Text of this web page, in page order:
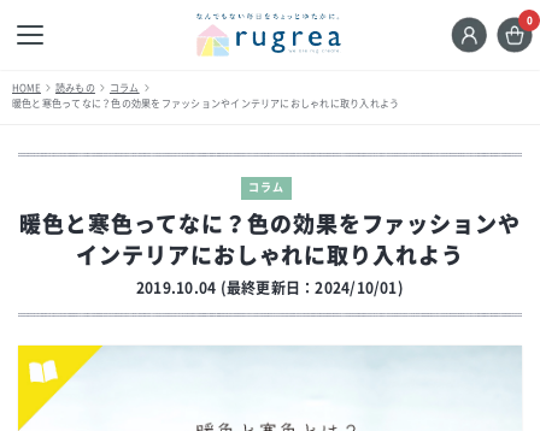
0
HOME 読みもの
コラム
暖色と寒色ってなに？色の効果をファッションやインテリアにおしゃれに取り入れよう
コラム
暖色と寒色ってなに？色の効果をファッションや
インテリアにおしゃれに取り入れよう
2019.10.04 (最終更新日：2024/10/01)